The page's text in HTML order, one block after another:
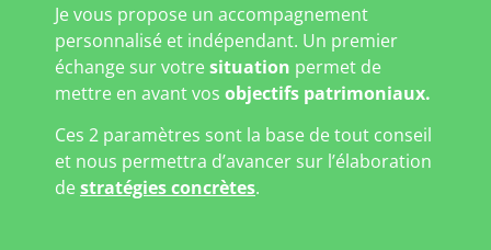
Je vous propose un accompagnement
personnalisé et indépendant. Un premier
échange sur votresituation permet de
mettre en avant vos objectifs patrimoniaux.
Ces 2 paramètres sont la base de tout conseil
et nous permettra d’avancer sur l’élaboration
destratégies concrètes.